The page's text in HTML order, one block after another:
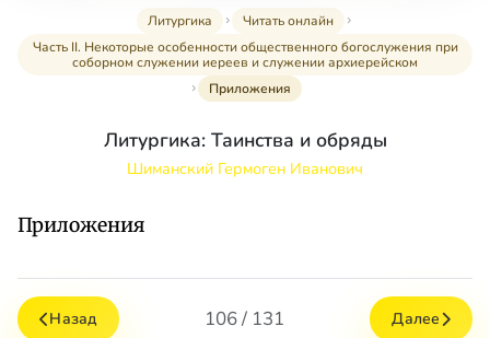
Литургика
Читать онлайн
Часть II. Некоторые особенности общественного богослужения при
соборном служении иереев и служении архиерейском
Приложения
Литургика: Таинства и обряды
Шиманский Гермоген Иванович
Приложения
Назад 106 / 131 Далее